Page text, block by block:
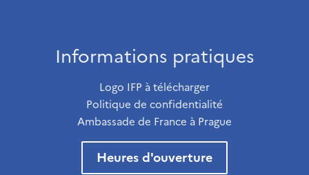
Informations pratiques
Logo IFP à télécharger
Politique de confidentialité
Ambassade de France à Prague
Heures d'ouverture